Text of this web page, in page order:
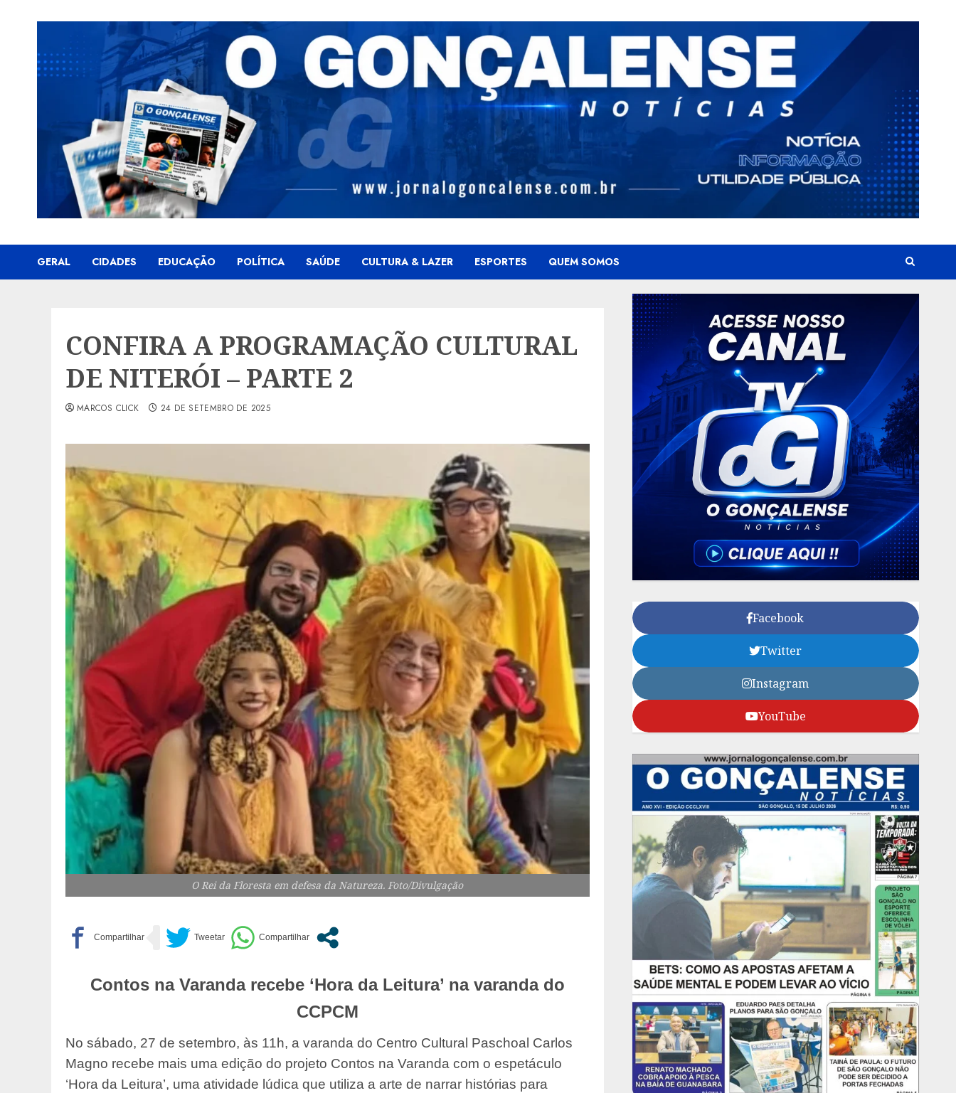
GERAL CIDADES EDUCAÇÃO POLÍTICA SAÚDE CULTURA & LAZER ESPORTES QUEM SOMOS
CONFIRA A PROGRAMAÇÃO CULTURAL
DE NITERÓI – PARTE 2
MARCOS CLICK 24 DE SETEMBRO DE 2025
O Rei da Floresta em defesa da Natureza. Foto/Divulgação
Contos na Varanda recebe ‘Hora da Leitura’ na varanda do
CCPCM
No sábado, 27 de setembro, às 11h, a varanda do Centro Cultural Paschoal Carlos
Magno recebe mais uma edição do projeto Contos na Varanda com o espetáculo
‘Hora da Leitura’, uma atividade lúdica que utiliza a arte de narrar histórias para
Facebook
Twitter
Instagram
YouTube